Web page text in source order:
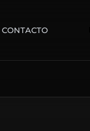
CONTACTO